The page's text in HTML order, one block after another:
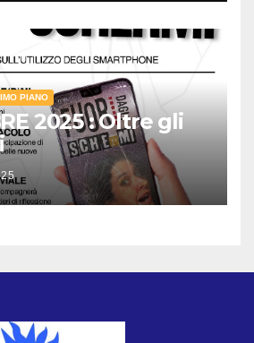
PIANO
2025 : Oltre gli